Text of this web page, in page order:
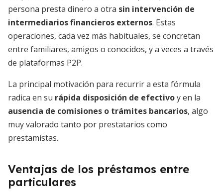
persona presta dinero a otra sin intervención de
intermediarios financieros externos. Estas
operaciones, cada vez más habituales, se concretan
entre familiares, amigos o conocidos, y a veces a través
de plataformas P2P.
La principal motivación para recurrir a esta fórmula
radica en su rápida disposición de efectivoy en la
ausencia de comisiones o trámites bancarios, algo
muy valorado tanto por prestatarios como
prestamistas.
Ventajas de los préstamos entre
particulares